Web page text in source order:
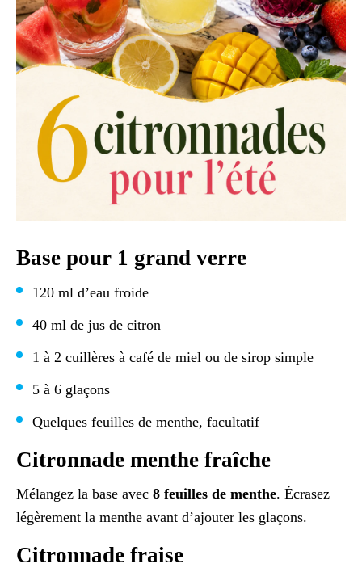
Base pour 1 grand verre
120 ml d’eau froide
40 ml de jus de citron
1 à 2 cuillères à café de miel ou de sirop simple
5 à 6 glaçons
Quelques feuilles de menthe, facultatif
Citronnade menthe fraîche
Mélangez la base avec 8 feuilles de menthe. Écrasez
légèrement la menthe avant d’ajouter les glaçons.
Citronnade fraise